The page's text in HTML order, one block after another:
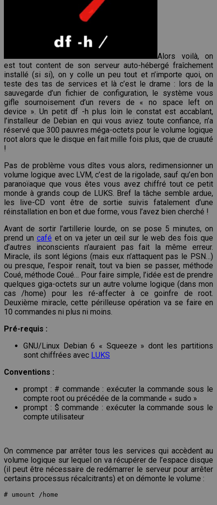
Alors voilà, on
est tout content de son serveur auto-hébergé fraîchement
installé (si si), on y colle un peu tout et n’importe quoi, on
teste des tas de services et là c’est le drame : lors de la
sauvegarde d’un fichier de configuration, le système vous
gifle sournoisement d’un revers de « no space left on
device ». Un petit df -h plus loin le constat est accablant,
l’installeur de Debian en qui vous aviez toute confiance, n’a
réservé que 300 pauvres méga-octets pour le volume logique
root alors que le disque en fait mille fois plus, que de cruauté
!
Pas de problème vous dîtes vous alors, redimensionner un
volume logique avec LVM, c’est de la rigolade, sauf qu’en bon
paranoïaque que vous êtes vous avez chiffré tout ce petit
monde à grands coup de LUKS. Bref la tâche semble ardue,
les live-CD vont être de sortie suivis fatalement d’une
réinstallation en bon et due forme, vous l’avez bien cherché !
Avant de sortir l’artillerie lourde, on se pose 5 minutes, on
prend un café et on va jeter un œil sur le web des fois que
d’autres inconscients n’auraient pas fait la même erreur.
Miracle, ils sont légions (mais eux n’attaquent pas le PSN…)
ou presque, l’espoir renaît, tout va bien se passer, méthode
Coué, méthode Coué… Pour faire simple, l’idée est de prendre
quelques giga-octets sur un autre volume logique (dans mon
cas /home) pour les ré-affecter à ce goinfre de root.
Deuxième miracle, cette périlleuse opération va se faire en
10 commandes ni plus ni moins.
Pré-requis :
GNU/Linux Debian 6 « Squeeze » dont les partitions
sont chiffrées avec LUKS
Conventions :
prompt : # commande : exécuter la commande sous le
compte root ou précédée de la commande « sudo »
prompt : $ commande : exécuter la commande sous le
compte utilisateur
On commence par arrêter tous les services qui accèdent au
volume logique sur lequel on va récupérer de l’espace disque
(il peut être nécessaire de redémarrer le serveur pour arrêter
certains processus récalcitrants) et on démonte le volume :
# umount /home